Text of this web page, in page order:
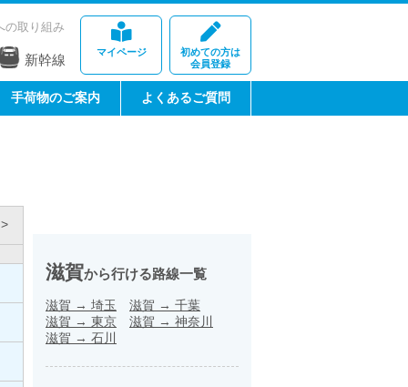
マイページ
初めての方は
会員登録
の取り組み
新幹線
手荷物のご案内 よくあるご質問
滋賀から行ける路線一覧
滋賀 → 埼玉 滋賀 → 千葉
滋賀 → 東京 滋賀 → 神奈川
滋賀 → 石川